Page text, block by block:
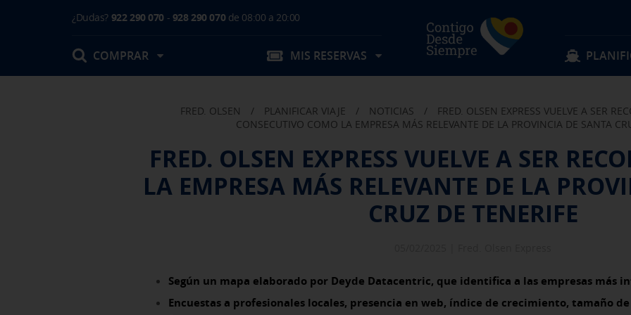
¿Dudas? 922 290 070 - 928 290 070de 08:00 a 20:00
COMPRAR
Comprar tu viaje Horarios
Sigue navegando
Rutas
Tarifas
Ofertas y actividades
Reservas Grupos
MIS RESERVAS
T.Embarque / Resumen de Compra
Facturas
Cambios
Localizar mi reserva
Prepara tu viaje Experiencia a bordo Descubre Fred. Olsen
Contacto Preguntas frecuentes
Sigue navegando
Objetos perdidos
Sugerencias y quejas
Información al pasajero
Condiciones de transporte
FRED. OLSEN / PLANIFICAR VIAJE / NOTICIAS /
FRED. OLSEN EXPRESS VUELVE A SER
CONSECUTIVO COMO LA EMPRESA MÁS RELEVANTE DE LA PROVINCIA DE SANTA
FRED. OLSEN EXPRESS VUELVE A SER
LA EMPRESA MÁS RELEVANTE DE LA
CRUZ DE TENERIFE
Según un mapa elaborado por Deyde Datacentric, que identifica a las empresas más
Encuestas a profesionales locales, presencia en web, índice de crecimiento, tamaño